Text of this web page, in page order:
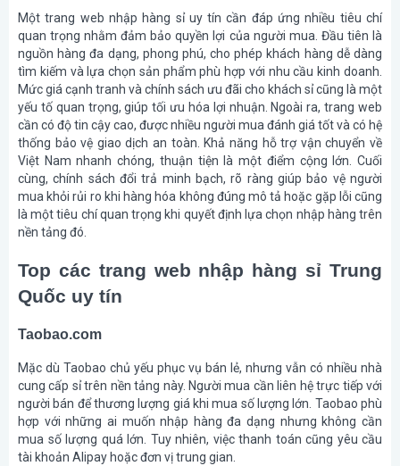
Một trang web nhập hàng sỉ uy tín cần đáp ứng nhiều tiêu chí
quan trọng nhằm đảm bảo quyền lợi của người mua. Đầu tiên là
nguồn hàng đa dạng, phong phú, cho phép khách hàng dễ dàng
tìm kiếm và lựa chọn sản phẩm phù hợp với nhu cầu kinh doanh.
Mức giá cạnh tranh và chính sách ưu đãi cho khách sỉ cũng là một
yếu tố quan trọng, giúp tối ưu hóa lợi nhuận. Ngoài ra, trang web
cần có độ tin cậy cao, được nhiều người mua đánh giá tốt và có hệ
thống bảo vệ giao dịch an toàn. Khả năng hỗ trợ vận chuyển về
Việt Nam nhanh chóng, thuận tiện là một điểm cộng lớn. Cuối
cùng, chính sách đổi trả minh bạch, rõ ràng giúp bảo vệ người
mua khỏi rủi ro khi hàng hóa không đúng mô tả hoặc gặp lỗi cũng
là một tiêu chí quan trọng khi quyết định lựa chọn nhập hàng trên
nền tảng đó.
Top các trang web nhập hàng sỉ Trung
Quốc uy tín
Taobao.com
Mặc dù Taobao chủ yếu phục vụ bán lẻ, nhưng vẫn có nhiều nhà
cung cấp sỉ trên nền tảng này. Người mua cần liên hệ trực tiếp với
người bán để thương lượng giá khi mua số lượng lớn. Taobao phù
hợp với những ai muốn nhập hàng đa dạng nhưng không cần
mua số lượng quá lớn. Tuy nhiên, việc thanh toán cũng yêu cầu
tài khoản Alipay hoặc đơn vị trung gian.